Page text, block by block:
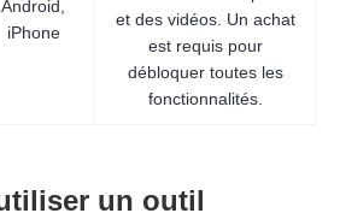
Android,
iPhone
et des vidéos. Un achat
est requis pour
débloquer toutes les
fonctionnalités.
un outil